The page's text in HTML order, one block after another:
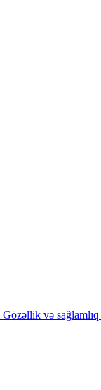
Gözəllik və sağlamlıq